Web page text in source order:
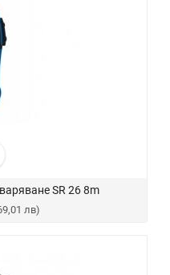
SR 26 8m
лв)